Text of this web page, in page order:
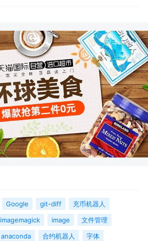
Google git-diff
充币机器人
imagemagick image
文件管理
anaconda 合约机器人
字体